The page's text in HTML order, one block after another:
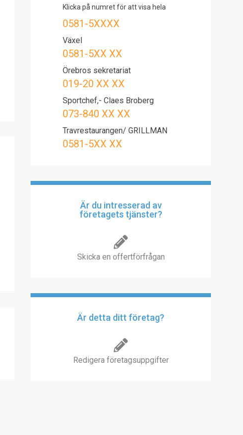
Klicka på numret för att visa hela
0581-5XXXX
Växel
0581-5XX XX
Örebros sekretariat
019-20 XX XX
Sportchef,- Claes Broberg
073-840 XX XX
Travrestaurangen/ GRILLMAN
0581-5XX XX
Är du intresserad av
företagets tjänster?
Skicka en offertförfrågan
Är detta ditt företag?
Redigera företagsuppgifter